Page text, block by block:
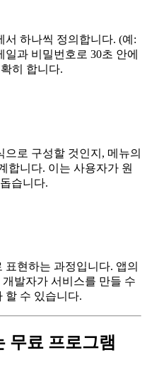
서 하나씩 정의합니다. (예:
과 비밀번호로 30초 안에
히 합니다.
로 구성할 것인지, 메뉴의
합니다. 이는 사용자가 원
습니다.
현하는 과정입니다. 앱의
발자가 서비스를 만들 수
할 수 있습니다.
무료 프로그램